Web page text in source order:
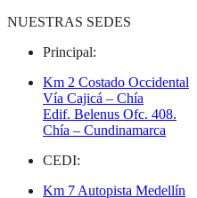
NUESTRAS SEDES
Principal:
Km 2 Costado Occidental
Vía Cajicá – Chía
Edif. Belenus Ofc. 408.
Chía – Cundinamarca
CEDI:
Km 7 Autopista Medellín